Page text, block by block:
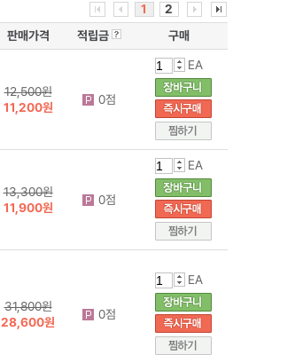
1
2
판매가격 적립금 구매
12,500원
11,200원
0점
EA
13,300원
11,900원
0점
EA
31,800원
28,600원
0점
EA